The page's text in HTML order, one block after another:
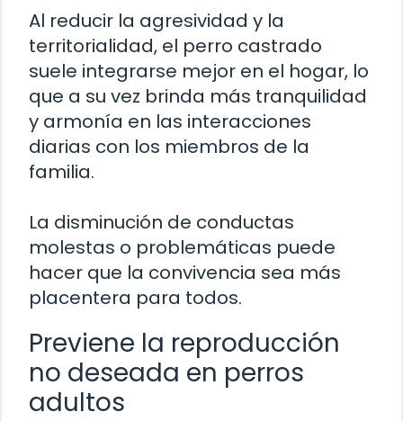
Al reducir la agresividad y la
territorialidad, el perro castrado
suele integrarse mejor en el hogar, lo
que a su vez brinda más tranquilidad
y armonía en las interacciones
diarias con los miembros de la
familia.
La disminución de conductas
molestas o problemáticas puede
hacer que la convivencia sea más
placentera para todos.
Previene la reproducción
no deseada en perros
adultos